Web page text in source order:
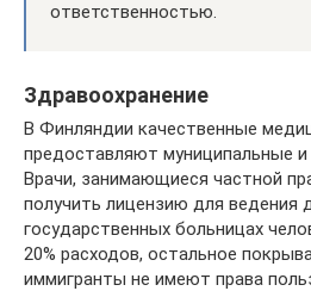
ответственностью.
Здравоохранение
В Финляндии качественные
предоставляют муниципальные
Врачи, занимающиеся частной
получить лицензию для ведения
государственных больницах
20% расходов, остальное
иммигранты не имеют права